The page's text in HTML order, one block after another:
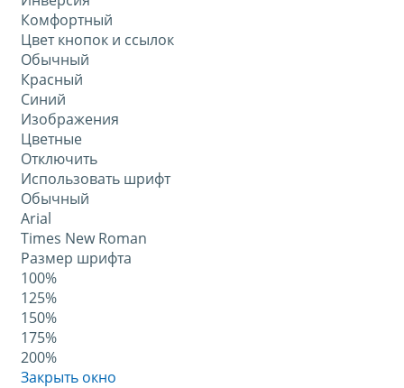
Комфортный
Цвет кнопок и ссылок
Обычный
Красный
Синий
Изображения
Цветные
Отключить
Использовать шрифт
Обычный
Arial
Times New Roman
Размер шрифта
100%
125%
150%
175%
200%
Закрыть окно